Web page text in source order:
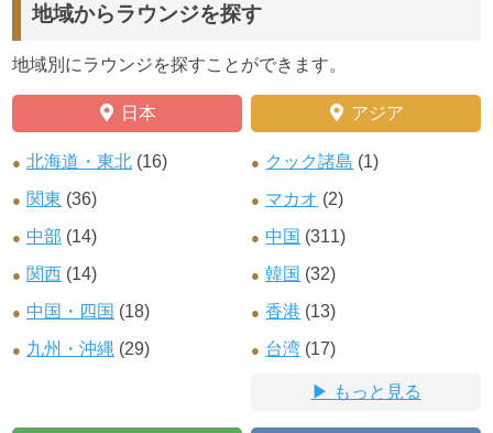
地域からラウンジを探す
地域別にラウンジを探すことができます。
日本
北海道・東北 (16)
関東 (36)
中部 (14)
関西 (14)
中国・四国 (18)
九州・沖縄 (29)
アジア
クック諸島 (1)
マカオ (2)
中国 (311)
韓国 (32)
香港 (13)
台湾 (17)
もっと見る